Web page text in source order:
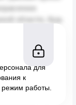
для
к
работы.